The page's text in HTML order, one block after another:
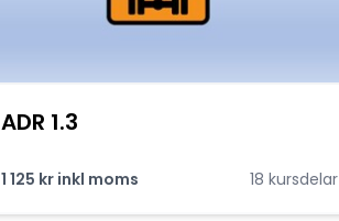
ADR 1.3
1 125 kr inkl moms 18 kursdelar